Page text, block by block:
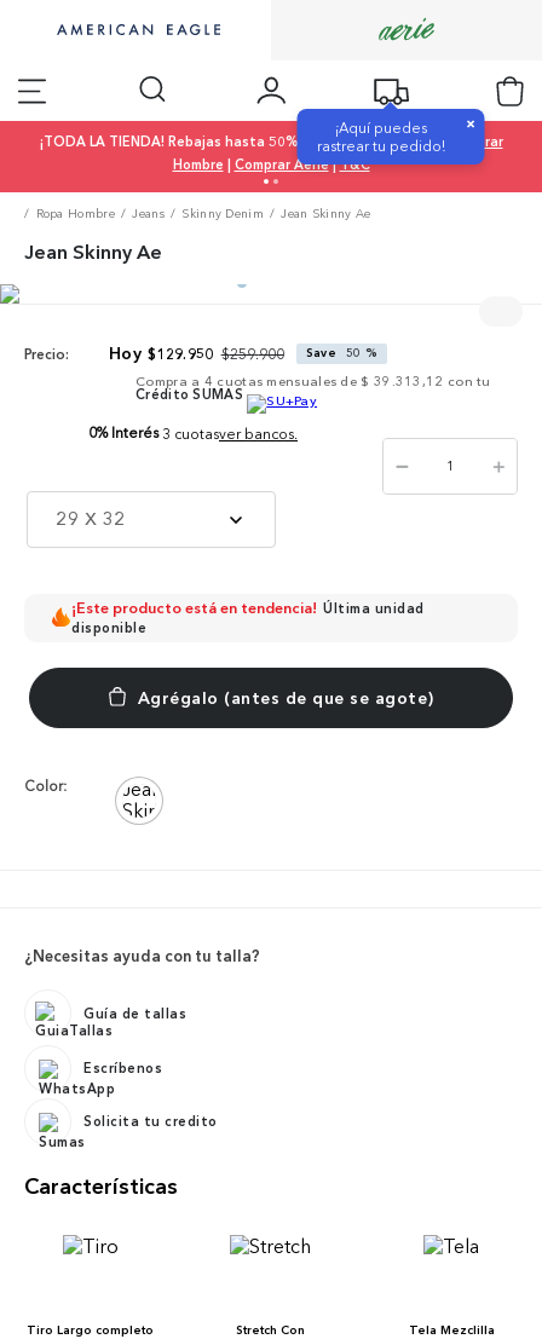
¡Aquí puedes
rastrear tu pedido!
×
¡TODA LA TIENDA! Rebajas hasta 50% OFF |Comprar Mujer|
Comprar
Hombre | Comprar Aerie|T&C
Ropa Hombre Jeans Skinny Denim Jean Skinny Ae
Jean Skinny Ae
Precio: $129. 950 $259.900 Save 50 %
Compra a 4 cuotas mensuales de $ 39.313,12 con tu
Crédito SUMAS
0% Interés 3 cuotasver bancos.
29 X 32
＋
－
¡Este producto está en tendencia! Última unidad
disponible
Color:
¿Necesitas ayuda con tu talla?
Guía de tallas
Escríbenos
Solicita tu credito
Características
Tiro Largo completo Stretch Con Tela Mezclilla